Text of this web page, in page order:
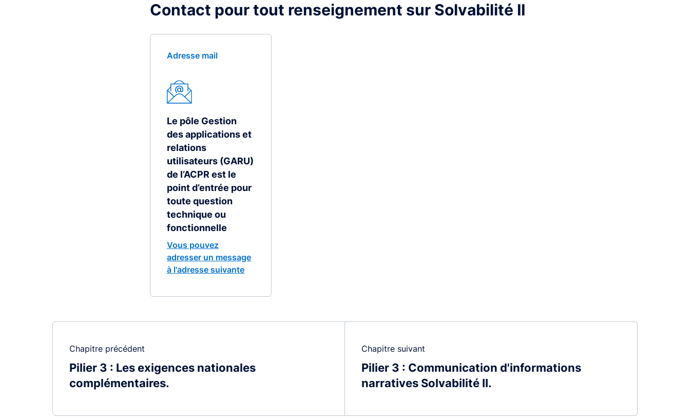
Contact pour tout renseignement sur Solvabilité II
Adresse mail
Le pôle Gestion
des applications et
relations
utilisateurs (GARU)
de l’ACPR est le
point d’entrée pour
toute question
technique ou
fonctionnelle
Vous pouvez
adresser un message
à l'adresse suivante
Chapitre précédent
Pilier 3 : Les exigences nationales
complémentaires
Chapitre suivant
Pilier 3 : Communication d'informations
narratives Solvabilité II